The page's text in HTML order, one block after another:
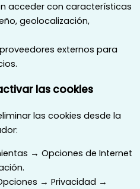
acceder con características
geolocalización,
externos para
las cookies
las cookies desde la
→ Opciones de Internet
→ Privacidad →